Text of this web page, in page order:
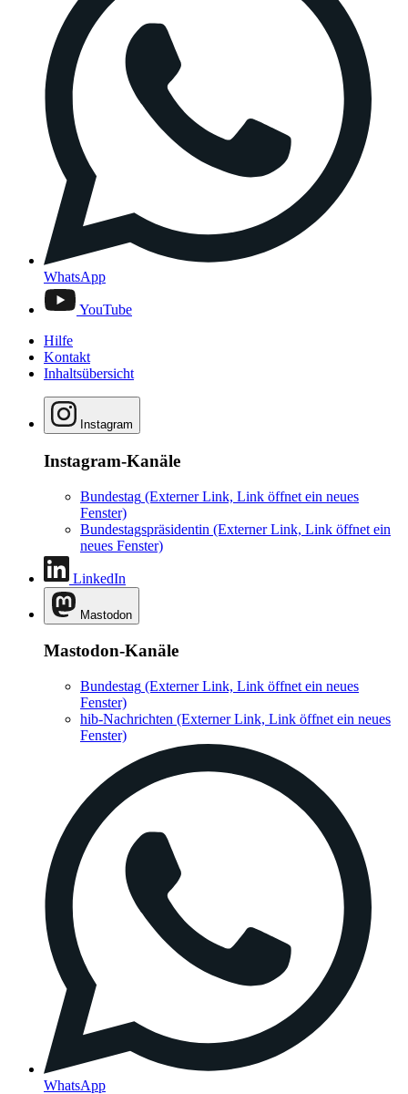
WhatsApp
YouTube
Hilfe
Kontakt
Inhaltsübersicht
Instagram
Instagram-Kanäle
Bundestag (Externer Link, Link öffnet ein neues
Fenster)
Bundestagspräsidentin (Externer Link, Link öffnet ein
neues Fenster)
LinkedIn
Mastodon
Mastodon-Kanäle
Bundestag (Externer Link, Link öffnet ein neues
Fenster)
hib-Nachrichten (Externer Link, Link öffnet ein neues
Fenster)
WhatsApp